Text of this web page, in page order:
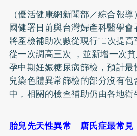
（優活健康網新聞部／綜合報
國健署日前與台灣婦產科醫學
將產檢補助次數從現行10次提
從一次調高三次 ，並新增一次
孕中期妊娠糖尿病篩檢，預計
兒染色體異常篩檢的部分沒有
中，相關的檢查補助仍由各地衛
胎兒先天性異常 唐氏症最常見